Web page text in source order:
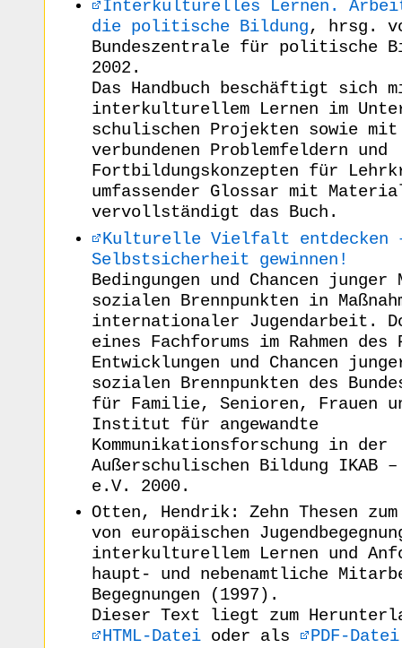
Interkulturelles Lernen.
die politische Bildung, hrsg.
Bundeszentrale für politische
2002.
Das Handbuch beschäftigt sich
interkulturellem Lernen im
schulischen Projekten sowie mit
verbundenen Problemfeldern und
Fortbildungskonzepten für
umfassender Glossar mit
vervollständigt das Buch.
Kulturelle Vielfalt entdecken
Selbstsicherheit gewinnen!
Bedingungen und Chancen junger
sozialen Brennpunkten in
internationaler Jugendarbeit.
eines Fachforums im Rahmen des
Entwicklungen und Chancen
sozialen Brennpunkten des
für Familie, Senioren, Frauen
Institut für angewandte
Kommunikationsforschung in der
Außerschulischen Bildung IKAB
e.V. 2000.
Otten, Hendrik: Zehn Thesen zum
von europäischen
interkulturellem Lernen und
haupt- und nebenamtliche
Begegnungen (1997).
Dieser Text liegt zum
HTML-Datei oder als PDF-Datei